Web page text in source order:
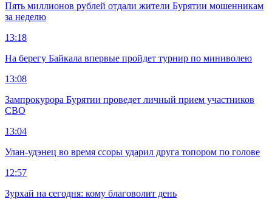
Пять миллионов рублей отдали жители Бурятии мошенникам
за неделю
13:18
На берегу Байкала впервые пройдет турнир по миниволею
13:08
Зампрокурора Бурятии проведет личный прием участников
СВО
13:04
Улан-удэнец во время ссоры ударил друга топором по голове
12:57
Зурхай на сегодня: кому благоволит день